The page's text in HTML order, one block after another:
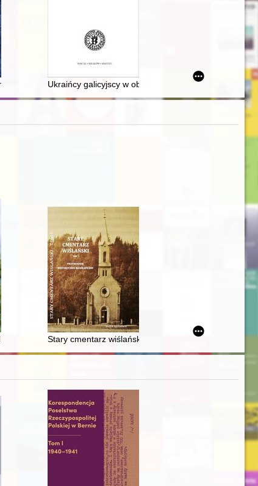
w Szczecinie o funkcjonowaniu Kościoła katolickiego na
Augusta (1764-1793)
ferrules in the Przeworsk culture
udzielanej Żydom podczas okupacji niemieckiej w aktach
Ukraińcy galicyjscy w obozie internowanych nr I Dąbie
Santoku : od drugiej połowy VIII do XV wieku
Stary cmentarz wiślański. T. 1,